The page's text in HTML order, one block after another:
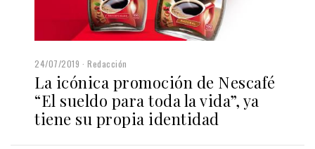
24/07/2019 Redacción
La icónica promoción de Nescafé
“El sueldo para toda la vida”, ya
tiene su propia identidad